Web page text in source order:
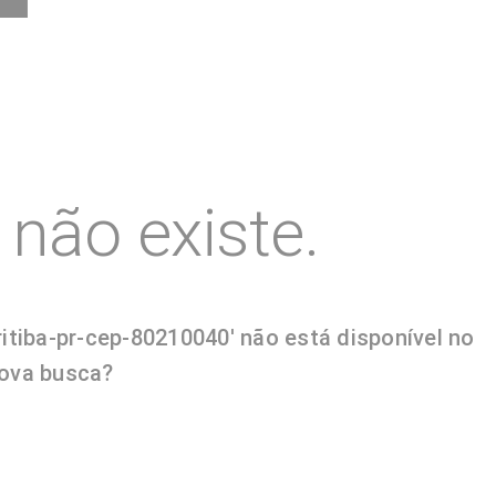
existe.
pr-cep-80210040' não está disponível no
busca?